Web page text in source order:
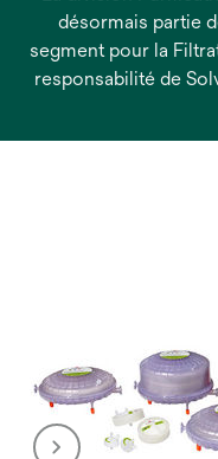
désormais partie
segment pour la
responsabilité de